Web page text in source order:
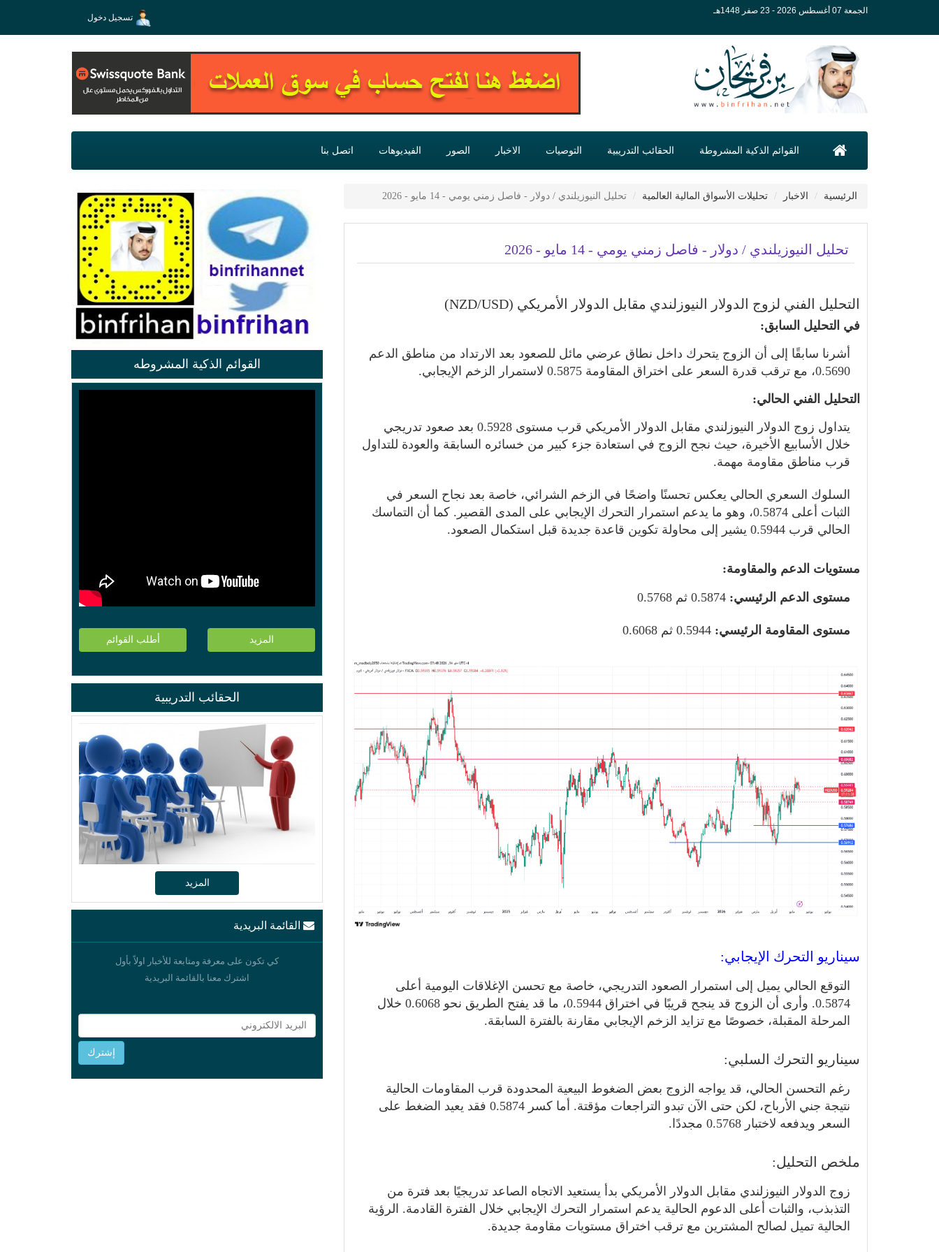
الجمعة 07 أغسطس 2026 - 23 صفر 1448هـ
تسجيل دخول
القوائم الذكية المشروطة الحقائب التدريبية التوصيات الاخبار الصور الفيديوهات اتصل بنا
الرئيسية الاخبار تحليلات الأسواق المالية العالمية تحليل النيوزيلندي / دولار - فاصل زمني يومي - 14 مايو - 2026
تحليل النيوزيلندي / دولار - فاصل زمني يومي - 14 مايو - 2026
التحليل الفني لزوج الدولار النيوزلندي مقابل الدولار الأمريكي (NZD/USD)
في التحليل السابق:
أشرنا سابقًا إلى أن الزوج يتحرك داخل نطاق عرضي مائل للصعود بعد الارتداد من مناطق الدعم
0.5690، مع ترقب قدرة السعر على اختراق المقاومة 0.5875 لاستمرار الزخم الإيجابي.
التحليل الفني الحالي:
يتداول زوج الدولار النيوزلندي مقابل الدولار الأمريكي قرب مستوى 0.5928 بعد صعود تدريجي
خلال الأسابيع الأخيرة، حيث نجح الزوج في استعادة جزء كبير من خسائره السابقة والعودة للتداول
قرب مناطق مقاومة مهمة.
السلوك السعري الحالي يعكس تحسنًا واضحًا في الزخم الشرائي، خاصة بعد نجاح السعر في
الثبات أعلى 0.5874، وهو ما يدعم استمرار التحرك الإيجابي على المدى القصير. كما أن التماسك
الحالي قرب 0.5944 يشير إلى محاولة تكوين قاعدة جديدة قبل استكمال الصعود.
مستويات الدعم والمقاومة:
مستوى الدعم الرئيسي:
مستوى المقاومة الرئيسي:
سيناريو التحرك الإيجابي:
التوقع الحالي يميل إلى استمرار الصعود التدريجي، خاصة مع تحسن الإغلاقات اليومية أعلى
0.5874. وأرى أن الزوج قد ينجح قريبًا في اختراق 0.5944، ما قد يفتح الطريق نحو 0.6068 خلال
المرحلة المقبلة، خصوصًا مع تزايد الزخم الإيجابي مقارنة بالفترة السابقة.
سيناريو التحرك السلبي:
رغم التحسن الحالي، قد يواجه الزوج بعض الضغوط البيعية المحدودة قرب المقاومات الحالية
نتيجة جني الأرباح، لكن حتى الآن تبدو التراجعات مؤقتة. أما كسر 0.5874 فقد يعيد الضغط على
السعر ويدفعه لاختبار 0.5768 مجددًا.
ملخص التحليل:
زوج الدولار النيوزلندي مقابل الدولار الأمريكي بدأ يستعيد الاتجاه الصاعد تدريجيًا بعد فترة من
التذبذب، والثبات أعلى الدعوم الحالية يدعم استمرار التحرك الإيجابي خلال الفترة القادمة. الرؤية
الحالية تميل لصالح المشترين مع ترقب اختراق مستويات مقاومة جديدة.
القوائم الذكية المشروطه
المزيد أطلب القوائم
الحقائب التدريبية
المزيد
القائمة البريدية
كي تكون على معرفة ومتابعة للأخبار اولاً بأول
اشترك معنا بالقائمة البريدية